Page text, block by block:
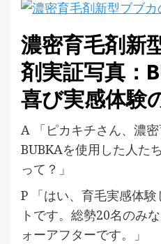
濃密育毛剤新
剤実証写真：
喜び実感体験
A 「ピカキチさん、濃
BUBKAを使用した人た
って？」
P 「はい、育毛実感体
トです。総勢20名のみ
ォーアフターです。」